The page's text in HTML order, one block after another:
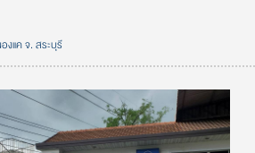
แค จ. สระบุรี